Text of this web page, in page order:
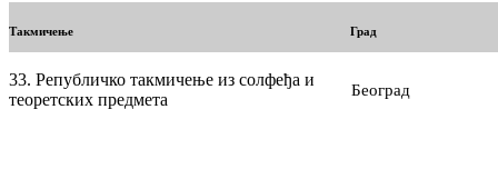
Такмичење Град
33. Републичко такмичење из солфеђа и
теоретских предмета
Београд